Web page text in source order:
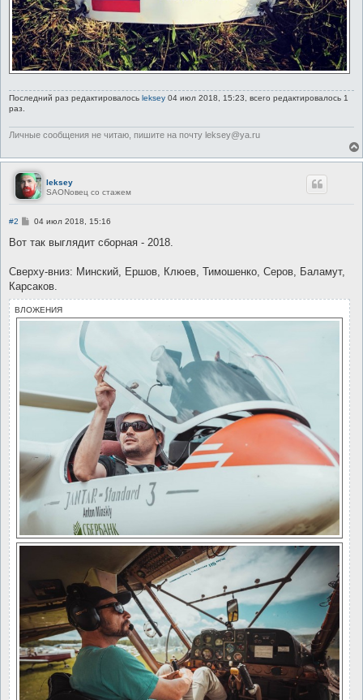
Последний раз редактировалось leksey 04 июл 2018, 15:23, всего редактировалось 1
раз.
Личные сообщения не читаю, пишите на почту leksey@ya.ru
leksey
SAONовец со стажем
#2
С
о
е
и
е
04 июл 2018, 15:16
Вот так выглядит сборная - 2018.
Сверху-вниз: Минский, Ершов, Клюев, Тимошенко, Серов, Баламут,
Карсаков.
ВЛОЖЕНИЯ